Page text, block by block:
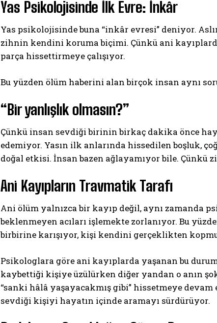
ABONE OL
Yas Psikolojisinde İlk Evre: İnkâr
Yas psikolojisinde buna “inkâr evresi” deniyor.
zihnin kendini koruma biçimi. Çünkü ani
parça hissettirmeye çalışıyor.
Bu yüzden ölüm haberini alan birçok insan aynı
“Bir yanlışlık olmasın?”
Çünkü insan sevdiği birinin birkaç dakika önce
edemiyor. Yasın ilk anlarında hissedilen boşluk,
doğal etkisi. İnsan bazen ağlayamıyor bile. Çünkü
Ani Kayıpların Travmatik Tarafı
Ani ölüm yalnızca bir kayıp değil, aynı zamanda
beklenmeyen acıları işlemekte zorlanıyor. Bu
birbirine karışıyor, kişi kendini gerçeklikten
Psikologlara göre ani kayıplarda yaşanan bu
kaybettiği kişiye üzülürken diğer yandan o anın
“sanki hâlâ yaşayacakmış gibi” hissetmeye
sevdiği kişiyi hayatın içinde aramayı sürdürüyor.